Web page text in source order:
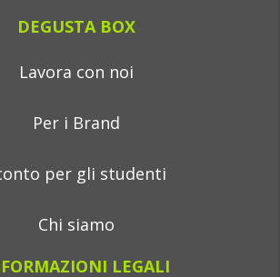
DEGUSTA BOX
Lavora con noi
Per i Brand
per gli studenti
Chi siamo
LEGALI